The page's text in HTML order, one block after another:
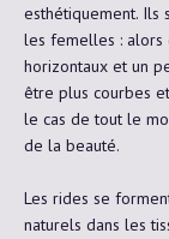
esthétiquement.
les femelles : alors
horizontaux et un
être plus courbes et
le cas de tout le
de la beauté.
Les rides se
naturels dans les